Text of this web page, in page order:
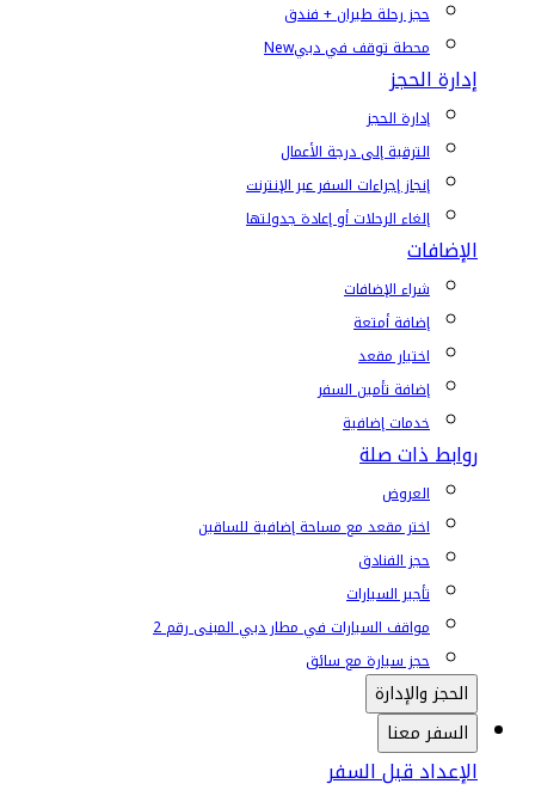
حجز رحلة طيران + فندق
محطة توقف في دبيNew
إدارة الحجز
إدارة الحجز
الترقية إلى درجة الأعمال
إنجاز إجراءات السفر عبر الإنترنت
إلغاء الرحلات أو إعادة جدولتها
الإضافات
شراء الإضافات
إضافة أمتعة
اختيار مقعد
إضافة تأمين السفر
خدمات إضافية
روابط ذات صلة
العروض
اختر مقعد مع مساحة إضافية للساقين
حجز الفنادق
تأجير السيارات
مواقف السيارات في مطار دبي المبنى رقم 2
حجز سيارة مع سائق
الحجز والإدارة
السفر معنا
الإعداد قبل السفر